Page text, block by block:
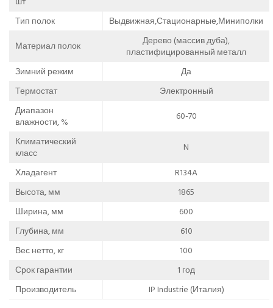
Тип полок
Выдвижная,Стационарные,Миниполки
Материал полок
Дерево (массив дуба),
пластифицированный металл
Зимний режим
Да
Термостат
Электронный
Диапазон
влажности, %
60-70
Климатический
класс
N
Хладагент
R134A
Высота, мм
1865
Ширина, мм
600
Глубина, мм
610
Вес нетто, кг
100
Срок гарантии
1 год
Производитель
IP Industrie (Италия)